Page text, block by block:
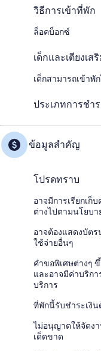
วิธีการเข้าที่พัก
ล็อคบ็อกซ์
เด็กและเตียงเส
เด็กสามารถเข้าพั
ประเภทการชำร
ข้อมูลสำคัญ
โปรดทราบ
อาจมีการเรียกเก็
ต่างไปตามนโยบ
อาจต้องแสดงบัต
ใช้จ่ายอื่นๆ
คำขอพิเศษต่างๆ
และอาจมีค่าบริกา
บริการ
ที่พักนี้รับชำระเงิน
ไม่อนุญาตให้จัดง
เด็ดขาด